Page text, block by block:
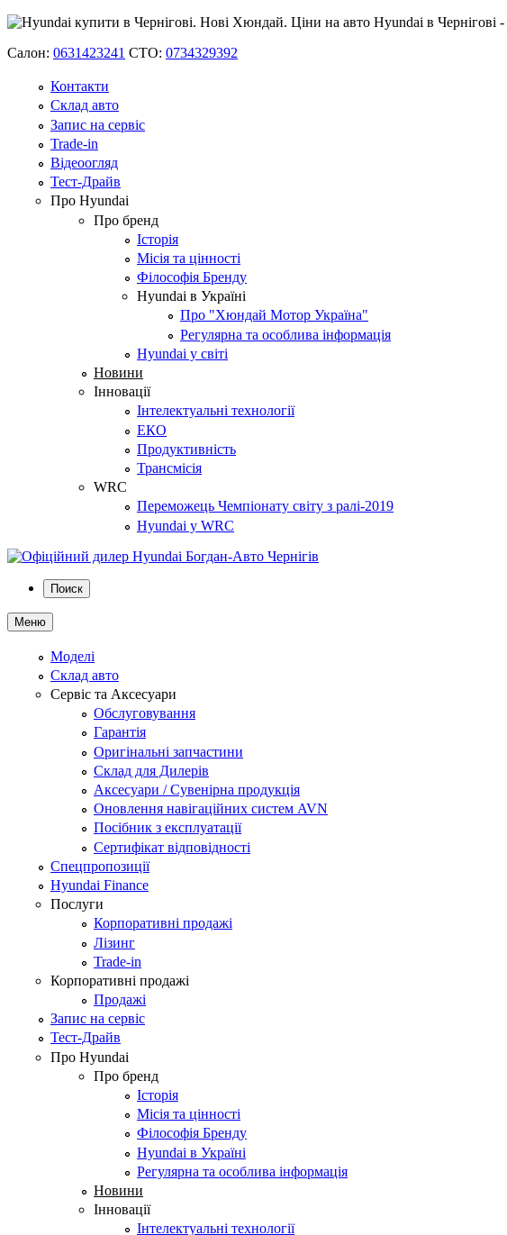
Салон: 0631423241 СТО: 0734329392
Контакти
Склад авто
Запис на сервіс
Trade-in
Відеоогляд
Тест-Драйв
Про Hyundai
Про бренд
Історія
Місія та цінності
Філософія Бренду
Hyundai в Україні
Про "Хюндай Мотор Україна"
Регулярна та особлива інформація
Hyundai у світі
Новини
Інновації
Інтелектуальні технології
ЕКО
Продуктивність
Трансмісія
WRC
Переможець Чемпіонату світу з ралі-2019
Hyundai у WRC
Поиск
Меню
Моделі
Склад авто
Сервіс та Аксесуари
Обслуговування
Гарантія
Оригінальні запчастини
Склад для Дилерів
Аксесуари / Сувенірна продукція
Оновлення навігаційних систем AVN
Посібник з експлуатації
Сертифікат відповідності
Спецпропозиції
Hyundai Finance
Послуги
Корпоративні продажі
Лізинг
Trade-in
Корпоративні продажі
Продажі
Запис на сервіс
Тест-Драйв
Про Hyundai
Про бренд
Історія
Місія та цінності
Філософія Бренду
Hyundai в Україні
Регулярна та особлива інформація
Новини
Інновації
Інтелектуальні технології